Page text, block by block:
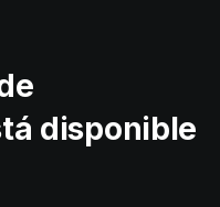
disponible